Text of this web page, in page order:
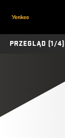
PRZEGLĄD (1/4)